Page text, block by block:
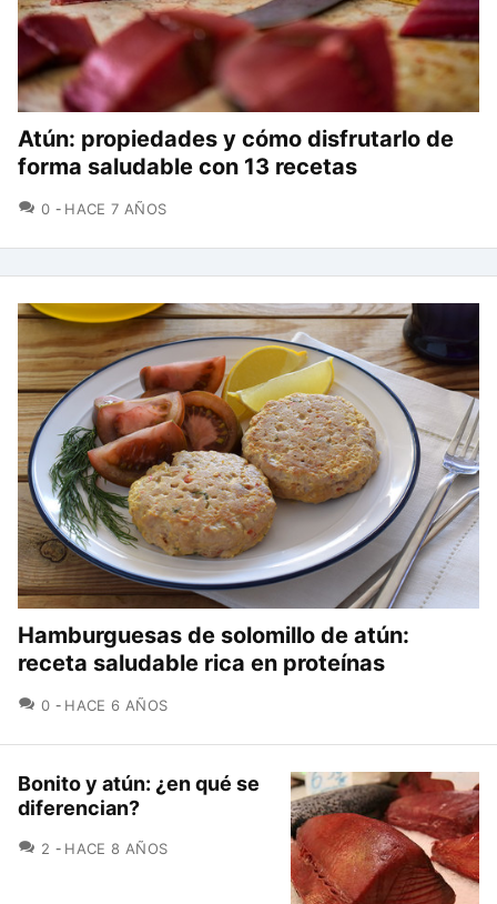
Atún: propiedades y cómo disfrutarlo de
forma saludable con 13 recetas
0 COMENTARIOS
HACE 7 AÑOS
Hamburguesas de solomillo de atún:
receta saludable rica en proteínas
0 COMENTARIOS
HACE 6 AÑOS
Bonito y atún: ¿en qué se
diferencian?
2 COMENTARIOS
HACE 8 AÑOS